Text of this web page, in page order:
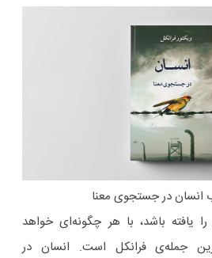
انسان در جستجوی معنا
یافته باشد، با هر چگونه‌ای خواهد
جمله‌ی فرانکل است. انسان در